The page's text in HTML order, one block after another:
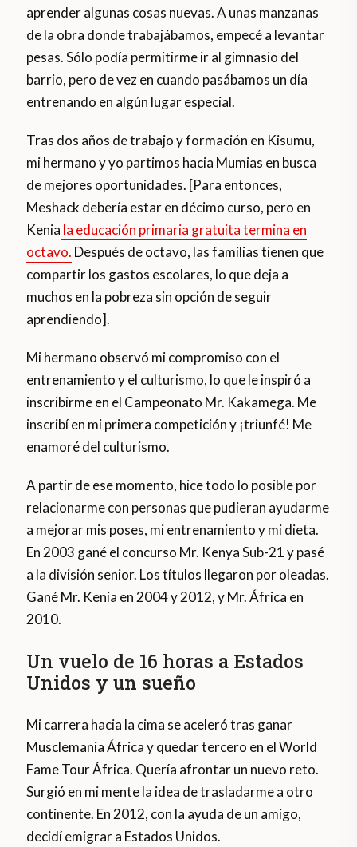
aprender algunas cosas nuevas. A unas manzanas
de la obra donde trabajábamos, empecé a levantar
pesas. Sólo podía permitirme ir al gimnasio del
barrio, pero de vez en cuando pasábamos un día
entrenando en algún lugar especial.
Tras dos años de trabajo y formación en Kisumu,
mi hermano y yo partimos hacia Mumias en busca
de mejores oportunidades. [Para entonces,
Meshack debería estar en décimo curso, pero en
Kenia la educación primaria gratuita termina en
octavo. Después de octavo, las familias tienen que
compartir los gastos escolares, lo que deja a
muchos en la pobreza sin opción de seguir
aprendiendo].
Mi hermano observó mi compromiso con el
entrenamiento y el culturismo, lo que le inspiró a
inscribirme en el Campeonato Mr. Kakamega. Me
inscribí en mi primera competición y ¡triunfé! Me
enamoré del culturismo.
A partir de ese momento, hice todo lo posible por
relacionarme con personas que pudieran ayudarme
a mejorar mis poses, mi entrenamiento y mi dieta.
En 2003 gané el concurso Mr. Kenya Sub-21 y pasé
a la división senior. Los títulos llegaron por oleadas.
Gané Mr. Kenia en 2004 y 2012, y Mr. África en
2010.
Un vuelo de 16 horas a Estados
Unidos y un sueño
Mi carrera hacia la cima se aceleró tras ganar
Musclemania África y quedar tercero en el World
Fame Tour África. Quería afrontar un nuevo reto.
Surgió en mi mente la idea de trasladarme a otro
continente. En 2012, con la ayuda de un amigo,
decidí emigrar a Estados Unidos.